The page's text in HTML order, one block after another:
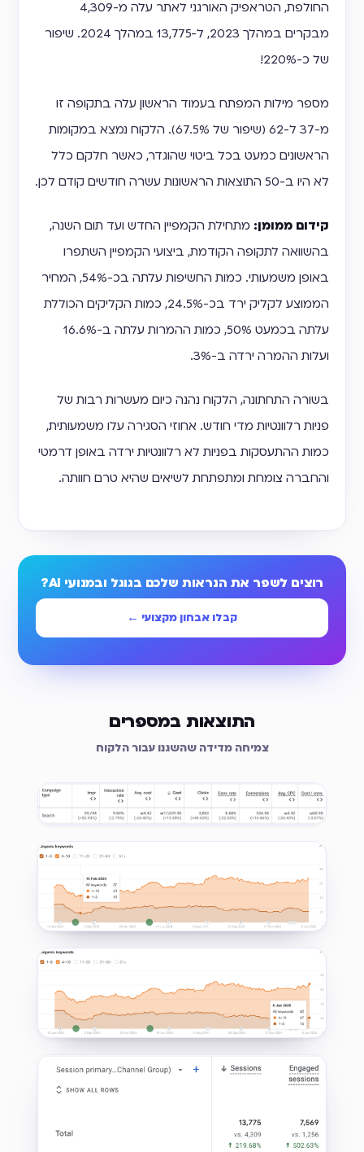
החולפת, הטראפיק האורגני לאתר עלה מ-4,309
מבקרים במהלך 2023, ל-13,775 במהלך 2024. שיפור
של כ-220%!
מספר מילות המפתח בעמוד הראשון עלה בתקופה זו
מ-37 ל-62 (שיפור של 67.5%). הלקוח נמצא במקומות
הראשונים כמעט בכל ביטוי שהוגדר, כאשר חלקם כלל
לא היו ב-50 התוצאות הראשונות עשרה חודשים קודם לכן.
קידום ממומן: מתחילת הקמפיין החדש ועד תום השנה,
בהשוואה לתקופה הקודמת, ביצועי הקמפיין השתפרו
באופן משמעותי. כמות החשיפות עלתה בכ-54%, המחיר
הממוצע לקליק ירד בכ-24.5%, כמות הקליקים הכוללת
עלתה בכמעט 50%, כמות ההמרות עלתה ב-16.6%
ועלות ההמרה ירדה ב-3%.
בשורה התחתונה, הלקוח נהנה כיום מעשרות רבות של
פניות רלוונטיות מדי חודש. אחוזי הסגירה עלו משמעותית,
כמות ההתעסקות בפניות לא רלוונטיות ירדה באופן דרמטי
והחברה צומחת ומתפתחת לשיאים שהיא טרם חוותה.
רוצים לשפר את הנראות שלכם בגוגל ובמנועי AI?
קבלו אבחון מקצועי ←
התוצאות במספרים
צמיחה מדידה שהשגנו עבור הלקוח